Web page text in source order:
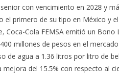
con vencimiento en 2028 y
el primero de su tipo en México y
Coca-Cola FEMSA emitió un
millones de pesos en el
de agua a 1.36 litros por litro de
del 15.5% con respecto al